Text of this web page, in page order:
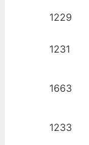
1229
1231
1663
1233